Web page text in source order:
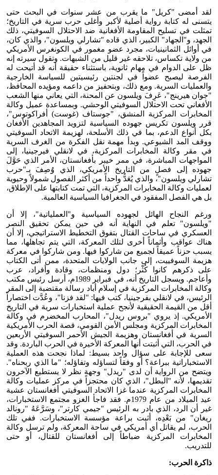
لقد أمضى "كريل" ما يقرب من عشر سنوات في البحث حتى
يتسنى له كتابة رواية أصلية لأكبر وأغلى حرب سرية في التاريخ؛
تمثلت في تسليح المقاومة الأفغانية ضد الاحتلال السوفيتي، ذلك
الجهد، و"الجهاد" الكبير، الذي قاده "تشارلي ويلسون"، والذي كان،
في أوائل الثمانينيات، مجرد عضو مغمور في الكونغرس الأمريكي
من ولاية تكساس، تلاحقه غير قليل من الشبهات. وتقول سيرته إنه
ظل على الدوام في مهام ثانوية، باستثناء حقيقة أنه قد أتيحت له
الفرصة ليصبح عضواً في لجنتين رئيسيتين للسياسة الخارجية
والعمليات السرية. ومع ذلك، وبتحفيز من داعمه ومؤيده المحافظ،
"جوان هيرينج"، عَرِفَ ويلسون عن المحنة، التي يعاني منها الشعب
الأفغاني تحت الاحتلال السوفيتي الوحشي. وبمساعدة عميل وكالة
المخابرات المركزية المنشق، "جوستاف (غوست) أفراكوتوس"،
قرر ويلسون تكريس جهوده السياسية لتزويد المجاهدين الأفغان
بكل أنواع الدعم، بما في ذلك الأسلحة، لهزيمة الاتحاد السوفيتي
ووقف المد الشيوعي. وبدأ مهمة نقل الفكرة من الغرف السرية
في مقر وكالة المخابرات المركزية، في لانقلي فيرجينيا، إلى
المواجهات المباشرة، في ممر خيبر بأفغانستان، الأمر الذي حَوَّلَ
جهوده إلى فصلٍ من التاريخ الأمريكي، الذي وُصِفَ بـ"حرب
تشارلي ويلسون"، والذي يُعَدُّ واحداً من أكثر الفصول شمولاً وحيوية
لعمليات وكالة المخابرات المركزية، التي تمت كتابتها على الإطلاق،
بل هي الفصل المفقود في الجغرافيا السياسية العالمية.
ورغم النجاح الهائل لجهوده السياسية و"العملياتية"، إلا أن
"ويلسون" تعلم في النهاية أنه في حين يمكن تحقيق النصر
العسكري في ساحات القتال بتفوق التخطيط الاستراتيجي، إلا أن
هناك عواقب وأثماناً أخرى لتلك المعركة، التي يتم تجاهلها، مما
يسبب حزناً عميقاً لجميع من شاركوا فيها. ومن شاركوا في معركة
هزيمة السوفييت، إلى جانب الولايات المتحدة، ممن أتى الكتاب
على ذكرهم كانوا كُثْر؛ دول ومنظمات، وقادة وأفراد، عرب
وأعاجم. ويسجل التاريخ أنه، في فبراير 1989م، أرسل رئيس مكتب
وكالة المخابرات المركزية في إسلام أباد رسالة مقتضبة إلى المقر
الرئيس، في لانقلي بفرجينيا، كتب فيها: "لقد فزنا"، وعُدَّت اختصاراً
أقل من القيمة الحقيقية لأنجح عملية استخبارات سرية في التاريخ
الأمريكي. إذ يروي "بروس ريدل"، المحارب المخضرم في وكالة
المخابرات المركزية ومجلس الأمن القومي، قصة الحرب الأمريكية
السرية في أفغانستان وهزيمة الجيش الأحمر السوفيتي الأربعين
في الحرب، التي أثبتت أنها المعركة الأخيرة في الحرب الباردة. وقد
سعى للإجابة على سؤال واحد بسيط: لماذا نجحت هذه العملية
الاستخباراتية ببراعة؟ أو وفقاً لتساؤله وتفاؤله؛ "ما الذي ربحناه".
ويتضح من الرواية أن لدى "ريدل" وجهة نظر لا يستطيع الآخرون
تقديمها، لأنه "البطل"، الذي كان محتجزاً في مركز عمليات وكالة
المخابرات المركزية عندما غزا الاتحاد السوفيتي أفغانستان عشية
عيد الميلاد من عام 1979م. فقد فاجأ الغزو مجتمع الاستخبارات،
غير أن الرد، الذي بادر به الرئيس "جيمي كارتر"، وسَرَّعَهُ "رونالد
ريغان" من بَعْدِه، أثبت براعة مؤسسة الاستخبارات. ففي تلك
الحرب، لم يقاتل أي أمريكي في ساحة المعركة، ولم ترسل وكالة
المخابرات المركزية ضباطاً إلى أفغانستان للقتال، أو حتى
للتدريب.
ذاكرة الحرب: